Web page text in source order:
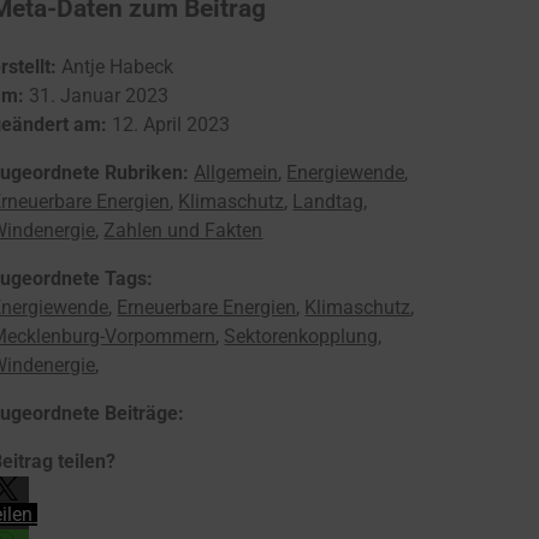
Daten zum Beitrag
Antje Habeck
31. Januar 2023
am: 12. April 2023
Rubriken: Allgemein, Energiewende,
Energien, Klimaschutz, Landtag,
, Zahlen und Fakten
Tags:
, Erneuerbare Energien, Klimaschutz,
Vorpommern, Sektorenkopplung,
,
Beiträge:
teilen?